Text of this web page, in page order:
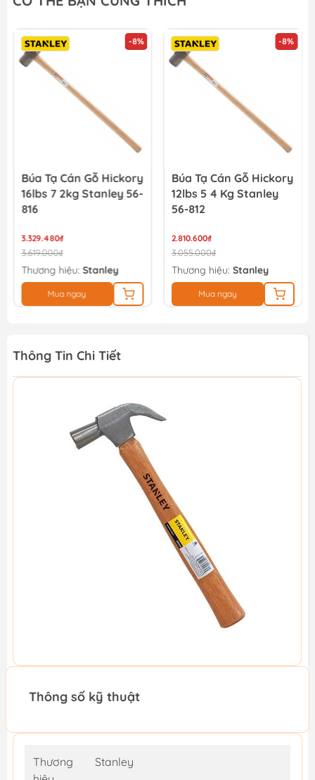
-8%
Búa Tạ Cán Gỗ Hickory
16lbs 7 2kg Stanley 56-
816
3.329.480₫
3.619.000₫
Thương hiệu: Stanley
Mua ngay
-8%
Búa Tạ Cán Gỗ Hickory
12lbs 5 4 Kg Stanley
56-812
2.810.600₫
3.055.000₫
Thương hiệu: Stanley
Mua ngay
Thông Tin Chi Tiết
Thông số kỹ thuật
Thương
Stanley